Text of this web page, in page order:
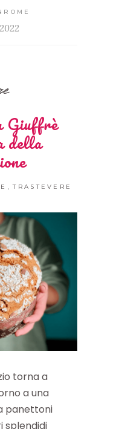
Giuffrè
della
, TRASTEVERE
torna a
a una
panettoni
splendidi